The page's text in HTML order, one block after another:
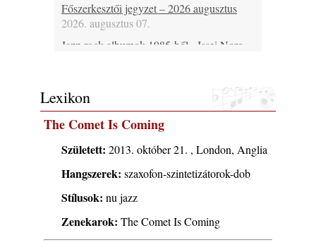
Főszerkesztői jegyzet – 2026 augusztus
2026. augusztus 07.
Jazz-rock albumok 1985-ből - Issei Noro
Jazz-rock albumok 1984-ből - John Scofield
„Electric Outlet”
2026. augusztus 06.
X. BOHÉM JAZZFŐVÁROS fesztivál,
színpad, 10 ország zenészei, 40 óra zene és
tánc!
2026. augusztus 05.
Magyar Jazz ABC – 541. rész: Juhász
Márton
Lexikon
The Comet Is Coming
Született: 2013. október 21. , London, Anglia
Hangszerek: szaxofon-szintetizátorok-dob
Stílusok: nu jazz
Zenekarok: The Comet Is Coming